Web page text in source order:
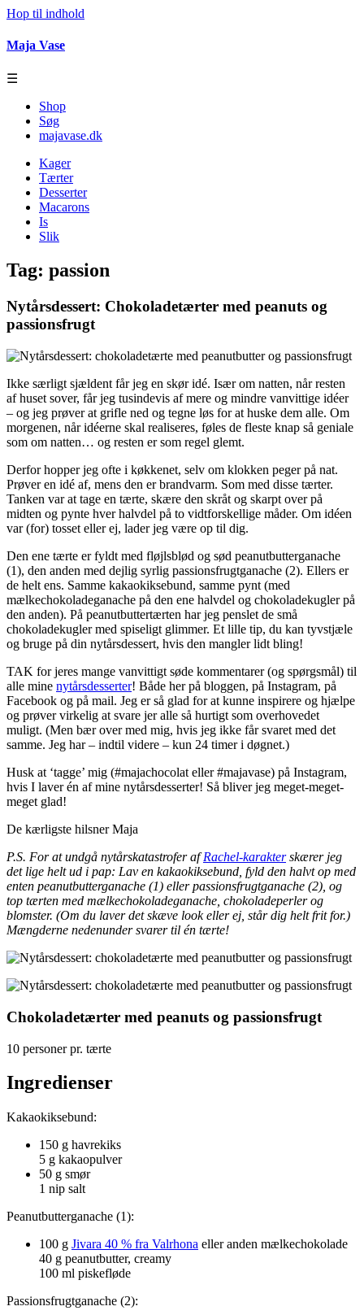
Hop til indhold
Maja Vase
☰
Shop
Søg
majavase.dk
Kager
Tærter
Desserter
Macarons
Is
Slik
Tag: passion
Nytårsdessert: Chokoladetærter med peanuts og
passionsfrugt
Ikke særligt sjældent får jeg en skør idé. Især om natten, når resten
af huset sover, får jeg tusindevis af mere og mindre vanvittige idéer
– og jeg prøver at grifle ned og tegne løs for at huske dem alle. Om
morgenen, når idéerne skal realiseres, føles de fleste knap så geniale
som om natten… og resten er som regel glemt.
Derfor hopper jeg ofte i køkkenet, selv om klokken peger på nat.
Prøver en idé af, mens den er brandvarm. Som med disse tærter.
Tanken var at tage en tærte, skære den skråt og skarpt over på
midten og pynte hver halvdel på to vidtforskellige måder. Om idéen
var (for) tosset eller ej, lader jeg være op til dig.
Den ene tærte er fyldt med fløjlsblød og sød peanutbutterganache
(1), den anden med dejlig syrlig passionsfrugtganache (2). Ellers er
de helt ens. Samme kakaokiksebund, samme pynt (med
mælkechokoladeganache på den ene halvdel og chokoladekugler på
den anden). På peanutbuttertærten har jeg penslet de små
chokoladekugler med spiseligt glimmer. Et lille tip, du kan tyvstjæle
og bruge på din nytårsdessert, hvis den mangler lidt bling!
TAK for jeres mange vanvittigt søde kommentarer (og spørgsmål) til
alle mine nytårsdesserter! Både her på bloggen, på Instagram, på
Facebook og på mail. Jeg er så glad for at kunne inspirere og hjælpe
og prøver virkelig at svare jer alle så hurtigt som overhovedet
muligt. (Men bær over med mig, hvis jeg ikke får svaret med det
samme. Jeg har – indtil videre – kun 24 timer i døgnet.)
Husk at ‘tagge’ mig (#majachocolat eller #majavase) på Instagram,
hvis I laver én af mine nytårsdesserter! Så bliver jeg meget-meget-
meget glad!
De kærligste hilsner Maja
P.S. For at undgå nytårskatastrofer afRachel-karakterskærer jeg
det lige helt ud i pap: Lav en kakaokiksebund, fyld den halvt op med
enten peanutbutterganache (1) eller passionsfrugtganache (2), og
top tærten med mælkechokoladeganache, chokoladeperler og
blomster. (Om du laver det skæve look eller ej, står dig helt frit for.)
Mængderne nedenunder svarer til én tærte!
Chokoladetærter med peanuts og passionsfrugt
10 personer pr. tærte
Ingredienser
Kakaokiksebund:
150 g havrekiks
5 g kakaopulver
50 g smør
1 nip salt
Peanutbutterganache (1):
100 g Jivara 40 % fra Valrhona eller anden mælkechokolade
40 g peanutbutter, creamy
100 ml piskefløde
Passionsfrugtganache (2):